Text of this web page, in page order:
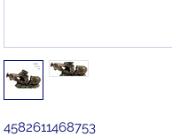
4582611468753